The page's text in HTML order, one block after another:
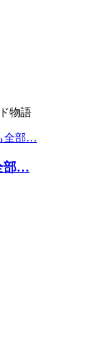
物語
部…